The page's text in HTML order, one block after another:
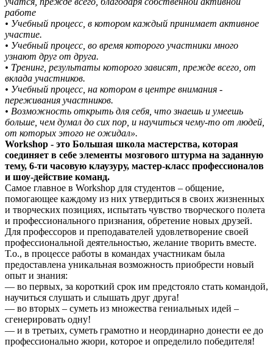
работе
• Учебный процесс, в котором каждый принимает активное
участие.
• Учебный процесс, во время которого участники много
узнают друг от друга.
• Тренинг, результаты которого зависят, прежде всего, от
вклада участников.
• Учебный процесс, на котором в центре внимания -
переживания участников.
• Возможность открыть для себя, что знаешь и умеешь
больше, чем думал до сих пор, и научиться чему-то от людей,
от которых этого не ожидал».
Workshop - это Большая школа мастерства, которая
соединяет в себе элементы мозгового штурма на заданную
тему, 6-ти часовую клаузуру, мастер-класс профессионалов
и шоу-действие команд.
Самое главное в Workshop для студентов – общение,
помогающее каждому из них утвердиться в своих жизненных
и творческих позициях, испытать чувство творческого полета
и профессионального признания, обретение новых друзей.
Для профессоров и преподавателей удовлетворение своей
профессиональной деятельностью, желание творить вместе.
Т.о., в процессе работы в командах участникам была
предоставлена уникальная возможность приобрести новый
опыт и знания:
— во первых, за короткий срок им предстояло стать командой,
научиться слушать и слышать друг друга!
— во вторых – суметь из множества гениальных идей –
сгенерировать одну!
— и в третьих, суметь грамотно и неординарно донести ее до
профессионально жюри, которое и определило победителя!